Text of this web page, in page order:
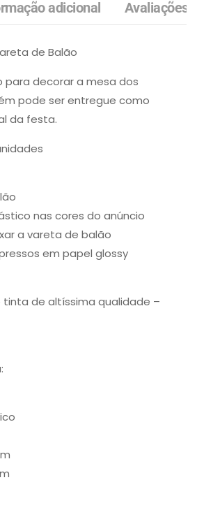
adicional Avaliações
de Balão
para decorar a mesa dos
pode ser entregue como
da festa.
nas cores do anúncio
a vareta de balão
em papel glossy
de altíssima qualidade –